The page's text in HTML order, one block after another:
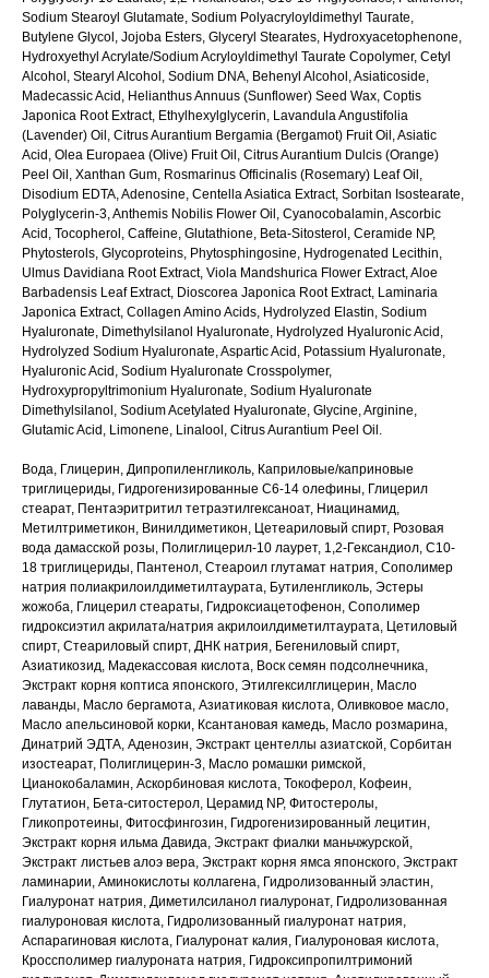
Sodium Stearoyl Glutamate, Sodium Polyacryloyldimethyl Taurate,
Butylene Glycol, Jojoba Esters, Glyceryl Stearates, Hydroxyacetophenone,
Hydroxyethyl Acrylate/Sodium Acryloyldimethyl Taurate Copolymer, Cetyl
Alcohol, Stearyl Alcohol, Sodium DNA, Behenyl Alcohol, Asiaticoside,
Madecassic Acid, Helianthus Annuus (Sunflower) Seed Wax, Coptis
Japonica Root Extract, Ethylhexylglycerin, Lavandula Angustifolia
(Lavender) Oil, Citrus Aurantium Bergamia (Bergamot) Fruit Oil, Asiatic
Acid, Olea Europaea (Olive) Fruit Oil, Citrus Aurantium Dulcis (Orange)
Peel Oil, Xanthan Gum, Rosmarinus Officinalis (Rosemary) Leaf Oil,
Disodium EDTA, Adenosine, Centella Asiatica Extract, Sorbitan Isostearate,
Polyglycerin-3, Anthemis Nobilis Flower Oil, Cyanocobalamin, Ascorbic
Acid, Tocopherol, Caffeine, Glutathione, Beta-Sitosterol, Ceramide NP,
Phytosterols, Glycoproteins, Phytosphingosine, Hydrogenated Lecithin,
Ulmus Davidiana Root Extract, Viola Mandshurica Flower Extract, Aloe
Barbadensis Leaf Extract, Dioscorea Japonica Root Extract, Laminaria
Japonica Extract, Collagen Amino Acids, Hydrolyzed Elastin, Sodium
Hyaluronate, Dimethylsilanol Hyaluronate, Hydrolyzed Hyaluronic Acid,
Hydrolyzed Sodium Hyaluronate, Aspartic Acid, Potassium Hyaluronate,
Hyaluronic Acid, Sodium Hyaluronate Crosspolymer,
Hydroxypropyltrimonium Hyaluronate, Sodium Hyaluronate
Dimethylsilanol, Sodium Acetylated Hyaluronate, Glycine, Arginine,
Glutamic Acid, Limonene, Linalool, Citrus Aurantium Peel Oil.
Вода, Глицерин, Дипропиленгликоль, Каприловые/каприновые
триглицериды, Гидрогенизированные C6-14 олефины, Глицерил
стеарат, Пентаэритритил тетраэтилгексаноат, Ниацинамид,
Метилтриметикон, Винилдиметикон, Цетеариловый спирт, Розовая
вода дамасской розы, Полиглицерил-10 лаурет, 1,2-Гександиол, C10-
18 триглицериды, Пантенол, Стеароил глутамат натрия, Сополимер
натрия полиакрилоилдиметилтаурата, Бутиленгликоль, Эстеры
жожоба, Глицерил стеараты, Гидроксиацетофенон, Сополимер
гидроксиэтил акрилата/натрия акрилоилдиметилтаурата, Цетиловый
спирт, Стеариловый спирт, ДНК натрия, Бегениловый спирт,
Азиатикозид, Мадекассовая кислота, Воск семян подсолнечника,
Экстракт корня коптиса японского, Этилгексилглицерин, Масло
лаванды, Масло бергамота, Азиатиковая кислота, Оливковое масло,
Масло апельсиновой корки, Ксантановая камедь, Масло розмарина,
Динатрий ЭДТА, Аденозин, Экстракт центеллы азиатской, Сорбитан
изостеарат, Полиглицерин-3, Масло ромашки римской,
Цианокобаламин, Аскорбиновая кислота, Токоферол, Кофеин,
Глутатион, Бета-ситостерол, Церамид NP, Фитостеролы,
Гликопротеины, Фитосфингозин, Гидрогенизированный лецитин,
Экстракт корня ильма Давида, Экстракт фиалки маньчжурской,
Экстракт листьев алоэ вера, Экстракт корня ямса японского, Экстракт
ламинарии, Аминокислоты коллагена, Гидролизованный эластин,
Гиалуронат натрия, Диметилсиланол гиалуронат, Гидролизованная
гиалуроновая кислота, Гидролизованный гиалуронат натрия,
Аспарагиновая кислота, Гиалуронат калия, Гиалуроновая кислота,
Кроссполимер гиалуроната натрия, Гидроксипропилтримоний
АДРЕСА
– Проспект Ленина, дом 6
г.Иваново
Мы ВКонтакте
КЛИЕНТАМ
Контакты
Оплата и доставка
Политика обработки
персональных данных
Публичная оферта
Бонусная программа